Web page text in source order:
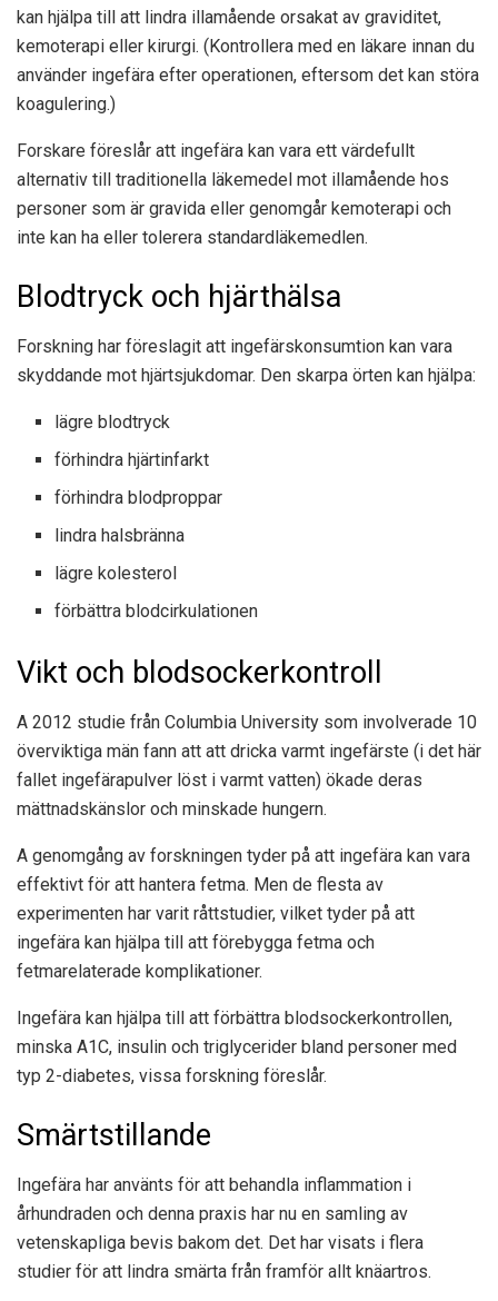
kan hjälpa till att lindra illamående orsakat av graviditet,
kemoterapi eller kirurgi. (Kontrollera med en läkare innan du
använder ingefära efter operationen, eftersom det kan störa
koagulering.)
Forskare föreslår att ingefära kan vara ett värdefullt
alternativ till traditionella läkemedel mot illamående hos
personer som är gravida eller genomgår kemoterapi och
inte kan ha eller tolerera standardläkemedlen.
Blodtryck och hjärthälsa
Forskning har föreslagit att ingefärskonsumtion kan vara
skyddande mot hjärtsjukdomar. Den skarpa örten kan hjälpa:
lägre blodtryck
förhindra hjärtinfarkt
förhindra blodproppar
lindra halsbränna
lägre kolesterol
förbättra blodcirkulationen
Vikt och blodsockerkontroll
A 2012 studie från Columbia University som involverade 10
överviktiga män fann att att dricka varmt ingefärste (i det här
fallet ingefärapulver löst i varmt vatten) ökade deras
mättnadskänslor och minskade hungern.
A genomgång av forskningen tyder på att ingefära kan vara
effektivt för att hantera fetma. Men de flesta av
experimenten har varit råttstudier, vilket tyder på att
ingefära kan hjälpa till att förebygga fetma och
fetmarelaterade komplikationer.
Ingefära kan hjälpa till att förbättra blodsockerkontrollen,
minska A1C, insulin och triglycerider bland personer med
typ 2-diabetes, vissa forskning föreslår.
Smärtstillande
Ingefära har använts för att behandla inflammation i
århundraden och denna praxis har nu en samling av
vetenskapliga bevis bakom det. Det har visats i flera
studier för att lindra smärta från framför allt knäartros.